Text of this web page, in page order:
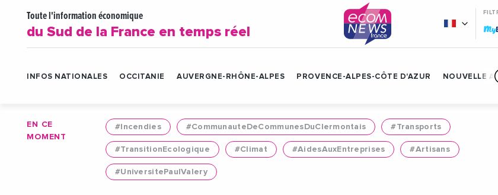
Toute l'information économique
du Sud de la France en temps réel My
INFOS NATIONALES OCCITANIE AUVERGNE-RHÔNE-ALPES PROVENCE-ALPES-CÔTE D'AZUR NOUVELLE
EN CE
MOMENT
#Incendies #CommunauteDeCommunesDuClermontais #Transports
#TransitionEcologique #Climat #AidesAuxEntreprises #Artisans
#UniversitePaulValery